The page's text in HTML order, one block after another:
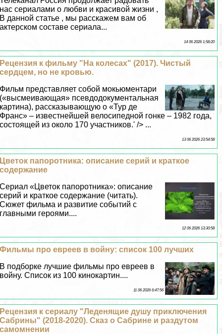
нас сериалами о любви и красивой жизни ,
В данной статье , мы расскажем вам об
актерском составе сериала...
14 06 2026 1:58:20
Рецензия к фильму "На колесах" (2017). Чистый
сердцем, но не кровью.
Фильм представляет собой мокьюментари
(«высмеивающая» псевдодокументальная
картина), рассказывающую о «Тур де
Франс» – известнейшей велосипедной гонке – 1982 года,
состоящей из около 170 участников.' /> ...
13 06 2026 23:54:58
Цветок папоротника: описание серий и краткое
содержание
Сериал «Цветок папоротника»: описание
серий и краткое содержание (читать).
Сюжет фильма и развитие событий с
главными героями....
12 06 2026 13:30:58
Фильмы про евреев в войну: список 100 лучших
В подборке лучшие фильмы про евреев в
войну. Список из 100 кинокартин....
11 06 2026 6:47:56
Рецензия к сериалу "Леденящие душу приключения
Сабрины" (2018-2020). Сказ о Сабрине и раздутом
самомнении